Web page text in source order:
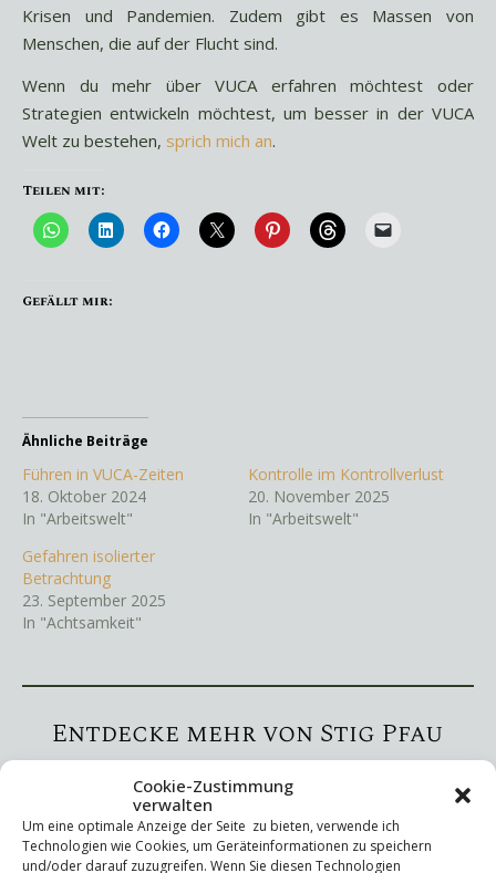
Cookie-Zustimmung
verwalten
Um eine optimale Anzeige der Seite zu bieten, verwende ich
Technologien wie Cookies, um Geräteinformationen zu speichern
und/oder darauf zuzugreifen. Wenn Sie diesen Technologien
Krisen und Pandemien. Zudem gibt es Massen von
Menschen, die auf der Flucht sind.
Wenn du mehr über VUCA erfahren möchtest oder
Strategien entwickeln möchtest, um besser in der VUCA
Welt zu bestehen, sprich mich an.
Teilen mit:
Gefällt mir:
Ähnliche Beiträge
Führen in VUCA-Zeiten
18. Oktober 2024
In "Arbeitswelt"
Kontrolle im Kontrollverlust
20. November 2025
In "Arbeitswelt"
Gefahren isolierter
Betrachtung
23. September 2025
In "Achtsamkeit"
Entdecke mehr von Stig Pfau
Melde dich für ein Abonnement an, um die neuesten
Beiträge per E-Mail zu erhalten.
Gib deine E-Mail-Adresse ein ...
Abonnieren